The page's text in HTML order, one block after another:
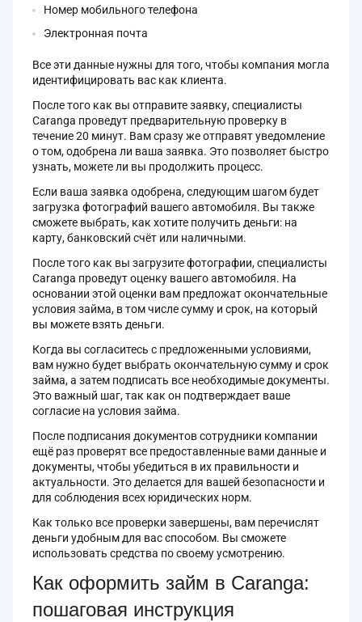
Номер мобильного телефона
Электронная почта
Все эти данные нужны для того, чтобы компания могла
идентифицировать вас как клиента.
После того как вы отправите заявку, специалисты
Caranga проведут предварительную проверку в
течение 20 минут. Вам сразу же отправят уведомление
о том, одобрена ли ваша заявка. Это позволяет быстро
узнать, можете ли вы продолжить процесс.
Если ваша заявка одобрена, следующим шагом будет
загрузка фотографий вашего автомобиля. Вы также
сможете выбрать, как хотите получить деньги: на
карту, банковский счёт или наличными.
После того как вы загрузите фотографии, специалисты
Caranga проведут оценку вашего автомобиля. На
основании этой оценки вам предложат окончательные
условия займа, в том числе сумму и срок, на который
вы можете взять деньги.
Когда вы согласитесь с предложенными условиями,
вам нужно будет выбрать окончательную сумму и срок
займа, а затем подписать все необходимые документы.
Это важный шаг, так как он подтверждает ваше
согласие на условия займа.
После подписания документов сотрудники компании
ещё раз проверят все предоставленные вами данные и
документы, чтобы убедиться в их правильности и
актуальности. Это делается для вашей безопасности и
для соблюдения всех юридических норм.
Как только все проверки завершены, вам перечислят
деньги удобным для вас способом. Вы сможете
использовать средства по своему усмотрению.
Как оформить займ в Caranga:
пошаговая инструкция